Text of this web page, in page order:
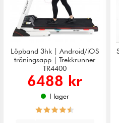
Löpband 3hk | Android/iOS
träningsapp | Trekkrunner
TR4400
6488 kr
I lager